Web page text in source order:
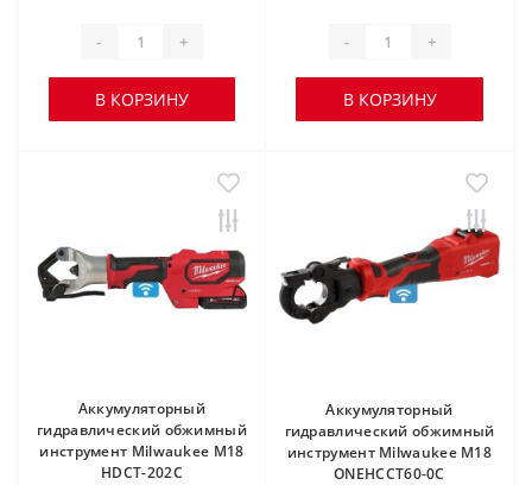
- +
В КОРЗИНУ
- +
В КОРЗИНУ
Аккумуляторный
гидравлический обжимный
инструмент Milwaukee M18
HDCT-202C
Аккумуляторный
гидравлический обжимный
инструмент Milwaukee M18
ONEHCCT60-0C